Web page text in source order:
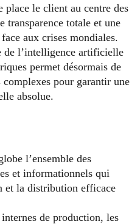
le client au centre des
transparence totale et une
aux crises mondiales.
de l’intelligence artificielle
permet désormais de
complexes pour garantir une
absolue.
l’ensemble des
et informationnels qui
et la distribution efficace
de production, les